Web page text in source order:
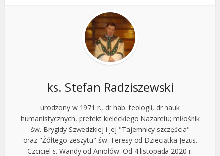
ks. Stefan Radziszewski
urodzony w 1971 r., dr hab. teologii, dr nauk
humanistycznych, prefekt kieleckiego Nazaretu; miłośnik
św. Brygidy Szwedzkiej i jej "Tajemnicy szczęścia"
oraz "Żółtego zeszytu" św. Teresy od Dzieciątka Jezus.
Czciciel s. Wandy od Aniołów. Od 4 listopada 2020 r.